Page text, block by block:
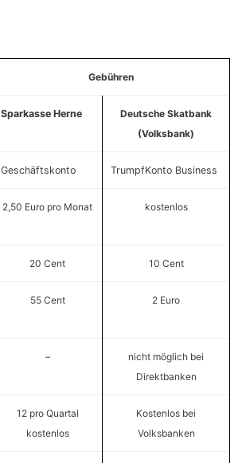
Gebühren
Sparkasse Herne
Deutsche Skatbank
(Volksbank)
Geschäftskonto TrumpfKonto Business
2,50 Euro pro Monat kostenlos
20 Cent 10 Cent
55 Cent 2 Euro
–
nicht möglich bei
Direktbanken
12 pro Quartal
kostenlos
Kostenlos bei
Volksbanken